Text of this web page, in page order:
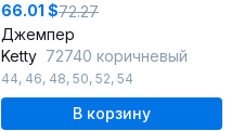
66.01 $72.27
Джемпер
Ketty 72740 коричневый
44, 46, 48, 50, 52, 54
В корзину